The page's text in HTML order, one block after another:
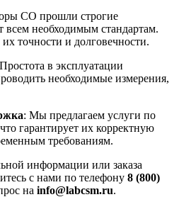
СО прошли строгие
всем необходимым стандартам.
точности и долговечности.
в эксплуатации
необходимые измерения,
: Мы предлагаем услуги по
гарантирует их корректную
требованиям.
информации или заказа
с нами по телефону 8 (800)
на info@labcsm.ru.